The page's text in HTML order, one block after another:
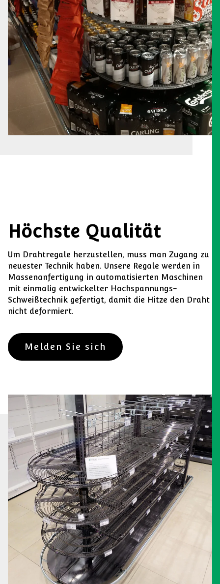
Höchste Qualität
Um Drahtregale herzustellen, muss man Zugang zu
neuester Technik haben. Unsere Regale werden in
Massenanfertigung in automatisierten Maschinen
mit einmalig entwickelter Hochspannungs-
Schweißtechnik gefertigt, damit die Hitze den Draht
nicht deformiert.
Melden Sie sich